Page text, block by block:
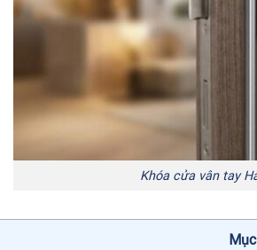
Khóa cửa vân tay